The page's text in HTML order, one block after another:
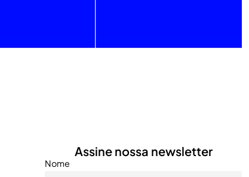
Assine nossa newsletter
Nome